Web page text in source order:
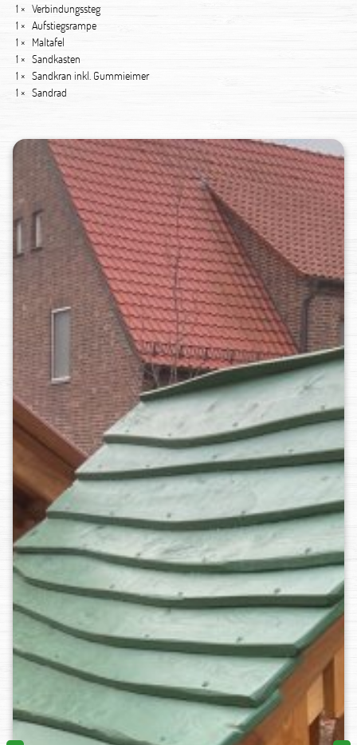
1 × Verbindungssteg
1 × Aufstiegsrampe
1 × Maltafel
1 × Sandkasten
1 × Sandkran inkl. Gummieimer
1 × Sandrad